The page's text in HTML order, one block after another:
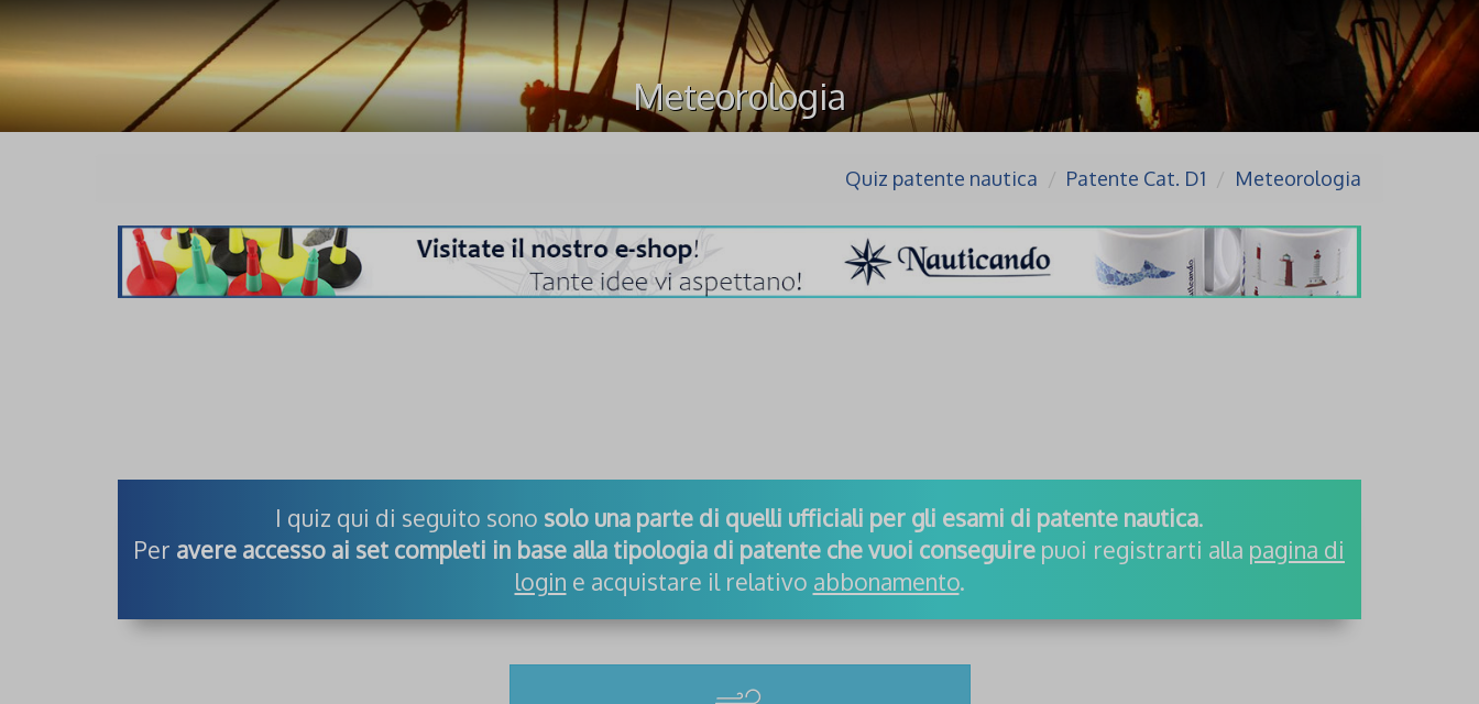
Meteorologia
Quiz patente nautica Patente Cat. D1 Meteorologia
I quiz qui di seguito sono solo una parte di quelli ufficiali per gli esami di patente nautica.
Per avere accesso ai set completi in base alla tipologia di patente che vuoi conseguire puoi registrarti alla pagina di
login e acquistare il relativo abbonamento.